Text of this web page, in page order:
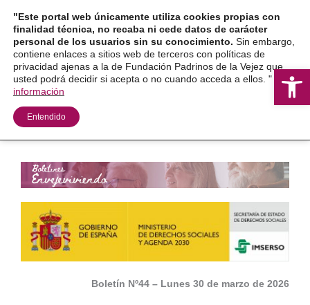
contenido
Boletín Nº44 – Lunes 30 de marzo de 2026
"Este portal web únicamente utiliza cookies propias con
finalidad técnica, no recaba ni cede datos de carácter
personal de los usuarios sin su conocimiento. Sin embargo,
contiene enlaces a sitios web de terceros con políticas de
privacidad ajenas a la de Fundación Padrinos de la Vejez que
usted podrá decidir si acepta o no cuando acceda a ellos. "
Más
información
Entendido